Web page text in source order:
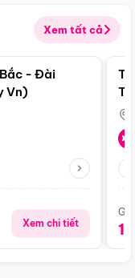
Xem tất cả
Điểm nổi bật
- Đài
Vn)
Xem chi tiết